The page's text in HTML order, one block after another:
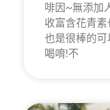
啡因~無添加
收富含花青
也是很棒的
喝唷!不